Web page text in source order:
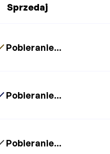
Sprzedaj
Pobieranie...
Pobieranie...
Pobieranie...